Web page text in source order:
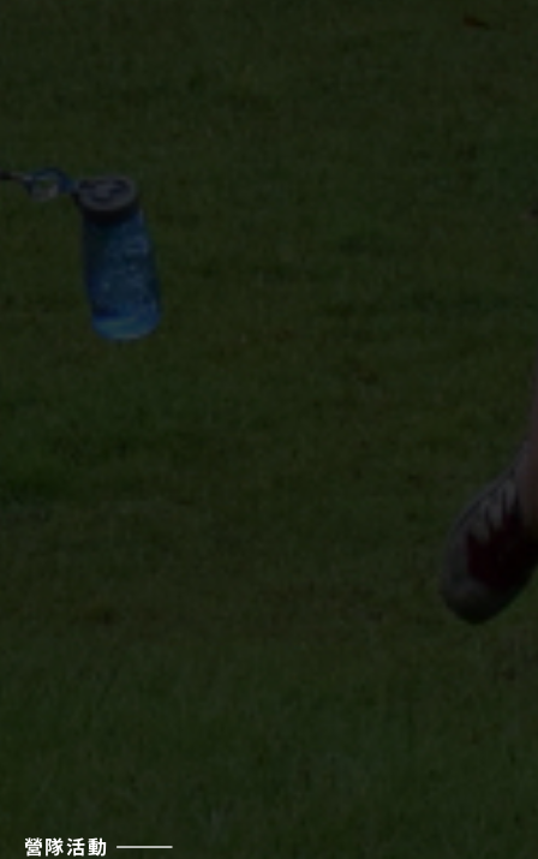
營隊活動 ⸻